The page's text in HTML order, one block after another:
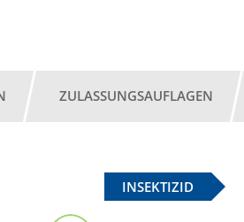
ZULASSUNGSAUFLAGEN
INSEKTIZID